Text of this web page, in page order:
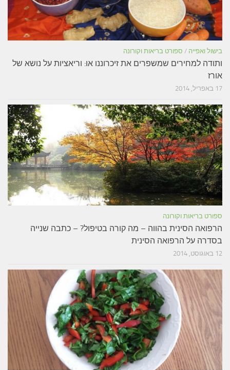
בישול ואפייה / ספורט בריאות וקורונה
ותודה למחירים שמשפרים את זיכרוננו או: וריאציות על נושא של
אורז
17 באפריל, 2014
ספורט בריאות וקורונה
הרפואה הסינית בהווה – מה קורה בטיפול? – כתבה שנייה
בסדרה על הרפואה הסינית
12 באוגוסט, 2014